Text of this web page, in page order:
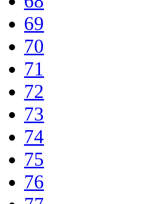
69
70
71
72
73
74
75
76